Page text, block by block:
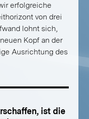
erfolgreiche
von drei
lohnt sich,
Kopf an der
Ausrichtung des
ist die